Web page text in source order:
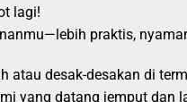
lagi!
praktis,
atau desak-desakan di
yang datang jemput dan